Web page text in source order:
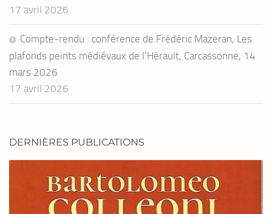
17 avril 2026
Compte-rendu : conférence de Frédéric Mazeran, Les
plafonds peints médiévaux de l’Hérault, Carcassonne, 14
mars 2026
17 avril 2026
DERNIÈRES PUBLICATIONS